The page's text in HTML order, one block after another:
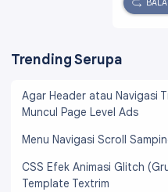
Trending Serupa
Agar Header atau Navigasi
Muncul Page Level Ads
Menu Navigasi Scroll
CSS Efek Animasi Glitch
Template Textrim